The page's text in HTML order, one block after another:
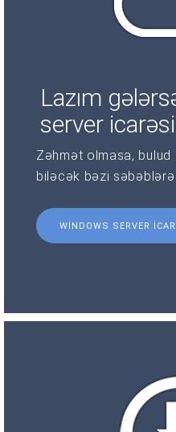
Lazım
server
Zəhmət olmasa, bulud
biləcək bəzi səbəblərə
WINDOWS SERVER